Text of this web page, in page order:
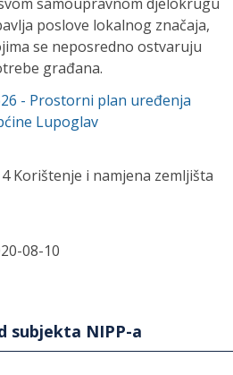
poslove lokalnog značaja,
se neposredno ostvaruju
građana.
- Prostorni plan uređenja
Lupoglav
Korištenje i namjena zemljišta
08-10
subjekta NIPP-a